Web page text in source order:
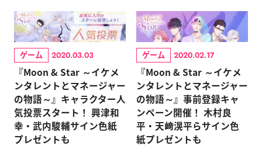
ゲーム 2020.03.03
『Moon & Star ～イケメ
ンタレントとマネージャー
の物語～』キャラクター人
気投票スタート！ 興津和
幸・武内駿輔サイン色紙
プレゼントも
ゲーム 2020.02.17
『Moon & Star ～イケメ
ンタレントとマネージャー
の物語～』事前登録キャ
ンペーン開催！ 木村良
平・天﨑滉平らサイン色
紙プレゼントも